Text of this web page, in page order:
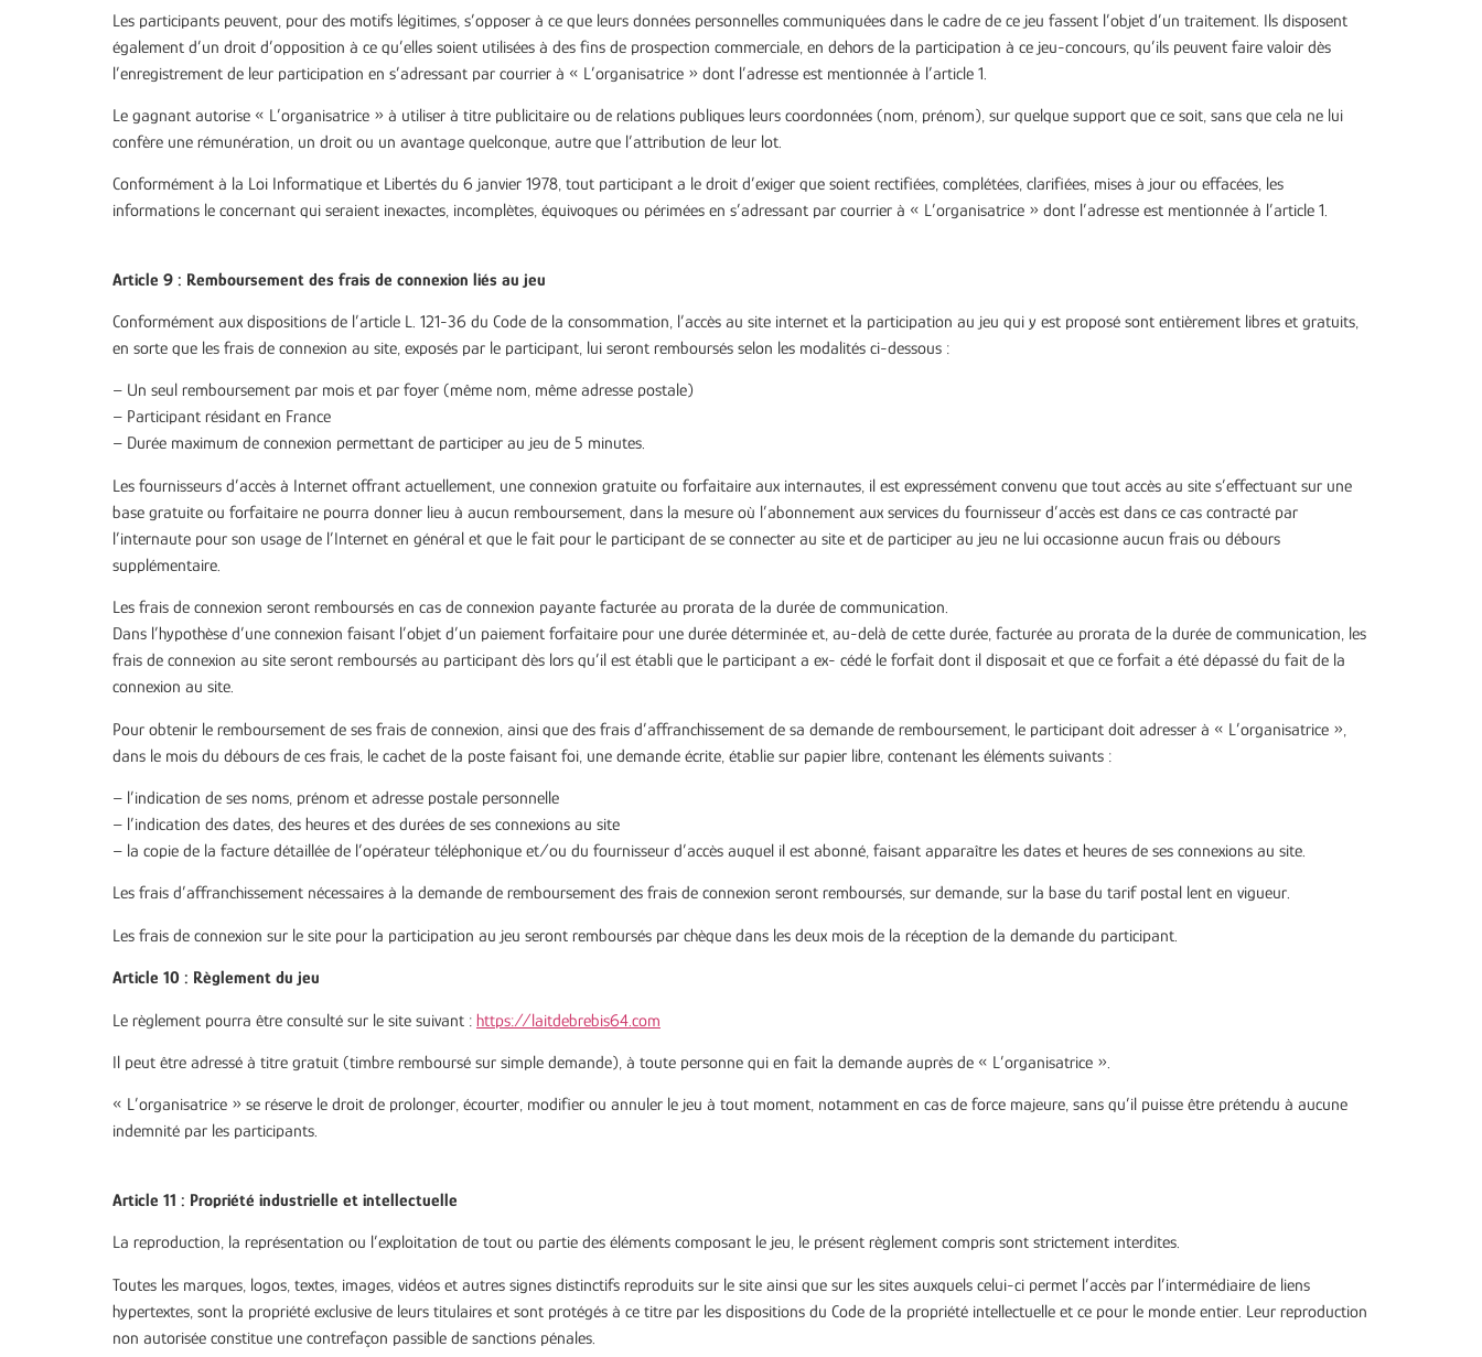
Les participants peuvent, pour des motifs légitimes, s’opposer à ce que leurs données personnelles communiquées dans le cadre de ce jeu fassent l’objet d’un traitement. Ils disposent
également d’un droit d’opposition à ce qu’elles soient utilisées à des fins de prospection commerciale, en dehors de la participation à ce jeu-concours, qu’ils peuvent faire valoir dès
l’enregistrement de leur participation en s’adressant par courrier à « L’organisatrice » dont l’adresse est mentionnée à l’article 1.
Le gagnant autorise « L’organisatrice » à utiliser à titre publicitaire ou de relations publiques leurs coordonnées (nom, prénom), sur quelque support que ce soit, sans que cela ne lui
confère une rémunération, un droit ou un avantage quelconque, autre que l’attribution de leur lot.
Conformément à la Loi Informatique et Libertés du 6 janvier 1978, tout participant a le droit d’exiger que soient rectifiées, complétées, clarifiées, mises à jour ou effacées, les
informations le concernant qui seraient inexactes, incomplètes, équivoques ou périmées en s’adressant par courrier à « L’organisatrice » dont l’adresse est mentionnée à l’article 1.
Article 9 : Remboursement des frais de connexion liés au jeu
Conformément aux dispositions de l’article L. 121-36 du Code de la consommation, l’accès au site internet et la participation au jeu qui y est proposé sont entièrement libres et gratuits,
en sorte que les frais de connexion au site, exposés par le participant, lui seront remboursés selon les modalités ci-dessous :
– Un seul remboursement par mois et par foyer (même nom, même adresse postale)
– Participant résidant en France
– Durée maximum de connexion permettant de participer au jeu de 5 minutes.
Les fournisseurs d’accès à Internet offrant actuellement, une connexion gratuite ou forfaitaire aux internautes, il est expressément convenu que tout accès au site s’effectuant sur une
base gratuite ou forfaitaire ne pourra donner lieu à aucun remboursement, dans la mesure où l’abonnement aux services du fournisseur d’accès est dans ce cas contracté par
l’internaute pour son usage de l’Internet en général et que le fait pour le participant de se connecter au site et de participer au jeu ne lui occasionne aucun frais ou débours
supplémentaire.
Les frais de connexion seront remboursés en cas de connexion payante facturée au prorata de la durée de communication.
Dans l’hypothèse d’une connexion faisant l’objet d’un paiement forfaitaire pour une durée déterminée et, au-delà de cette durée, facturée au prorata de la durée de communication, les
frais de connexion au site seront remboursés au participant dès lors qu’il est établi que le participant a ex- cédé le forfait dont il disposait et que ce forfait a été dépassé du fait de la
connexion au site.
Pour obtenir le remboursement de ses frais de connexion, ainsi que des frais d’affranchissement de sa demande de remboursement, le participant doit adresser à « L’organisatrice »,
dans le mois du débours de ces frais, le cachet de la poste faisant foi, une demande écrite, établie sur papier libre, contenant les éléments suivants :
– l’indication de ses noms, prénom et adresse postale personnelle
– l’indication des dates, des heures et des durées de ses connexions au site
– la copie de la facture détaillée de l’opérateur téléphonique et/ou du fournisseur d’accès auquel il est abonné, faisant apparaître les dates et heures de ses connexions au site.
Les frais d’affranchissement nécessaires à la demande de remboursement des frais de connexion seront remboursés, sur demande, sur la base du tarif postal lent en vigueur.
Les frais de connexion sur le site pour la participation au jeu seront remboursés par chèque dans les deux mois de la réception de la demande du participant.
Article 10 : Règlement du jeu
Le règlement pourra être consulté sur le site suivant : https://laitdebrebis64.com
Il peut être adressé à titre gratuit (timbre remboursé sur simple demande), à toute personne qui en fait la demande auprès de « L’organisatrice ».
« L’organisatrice » se réserve le droit de prolonger, écourter, modifier ou annuler le jeu à tout moment, notamment en cas de force majeure, sans qu’il puisse être prétendu à aucune
indemnité par les participants.
Article 11 : Propriété industrielle et intellectuelle
La reproduction, la représentation ou l’exploitation de tout ou partie des éléments composant le jeu, le présent règlement compris sont strictement interdites.
Toutes les marques, logos, textes, images, vidéos et autres signes distinctifs reproduits sur le site ainsi que sur les sites auxquels celui-ci permet l’accès par l’intermédiaire de liens
hypertextes, sont la propriété exclusive de leurs titulaires et sont protégés à ce titre par les dispositions du Code de la propriété intellectuelle et ce pour le monde entier. Leur reproduction
non autorisée constitue une contrefaçon passible de sanctions pénales.